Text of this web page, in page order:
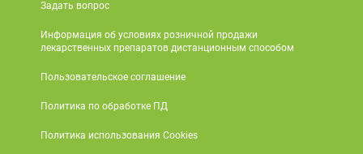
Задать вопрос
Информация об условиях розничной продажи
лекарственных препаратов дистанционным способом
Пользовательское соглашение
Политика по обработке ПД
Политика использования Cookies